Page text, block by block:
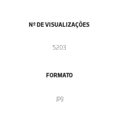
Nº DE VISUALIZAÇÕES
5203
FORMATO
.jpg